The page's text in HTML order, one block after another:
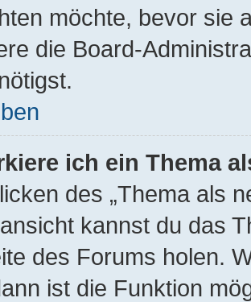
möchte, bevor sie
die Board-
ich ein Thema
des „Thema als
kannst du das
des Forums holen.
ist die Funktion